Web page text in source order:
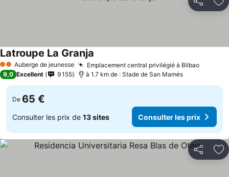
Partager
2 ÉtoilesAuberge de jeunesse Emplacement central privilégié à Bilbao
Latroupe La Granja
9,0 Excellent 9 155 à 1.7 km de : Stade de San Mamés
De 65 €
Consulter les prix de 13 sites Consulter les prix
Partager